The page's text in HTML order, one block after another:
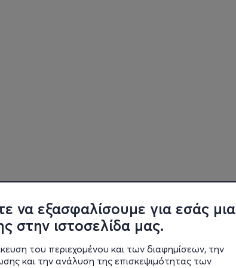
να εξασφαλίσουμε για εσάς μια
στην ιστοσελίδα μας.
του περιεχομένου και των διαφημίσεων, την
και την ανάλυση της επισκεψιμότητας των